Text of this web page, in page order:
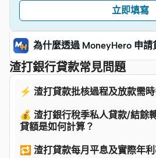
立即填寫
為什麼透過 MoneyHero 申請
渣打銀行貸款常見問題
⚡ 渣打貸款批核過程及放款需時
💰 渣打銀行稅季私人貸款/結餘
貸額是如何計算？
🔁 渣打貸款每月平息及實際年